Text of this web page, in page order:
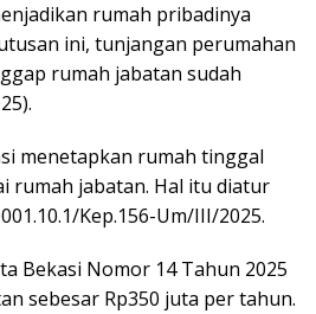
rumah pribadinya
ini, tunjangan perumahan
rumah jabatan sudah
menetapkan rumah tinggal
rumah jabatan. Hal itu diatur
Kep.156-Um/III/2025.
Bekasi Nomor 14 Tahun 2025
sebesar Rp350 juta per tahun.